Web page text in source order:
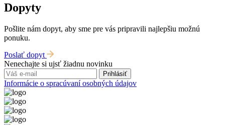
Dopyty
Pošlite nám dopyt, aby sme pre vás pripravili najlepšiu možnú
ponuku.
Poslať dopyt
Nenechajte si ujsť žiadnu novinku
Prihlásiť
Informácie o spracúvaní osobných údajov